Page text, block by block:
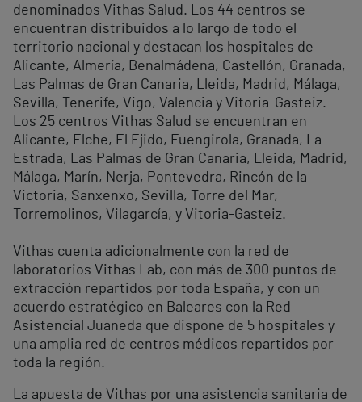
denominados Vithas Salud. Los 44 centros se
encuentran distribuidos a lo largo de todo el
territorio nacional y destacan los hospitales de
Alicante, Almería, Benalmádena, Castellón, Granada,
Las Palmas de Gran Canaria, Lleida, Madrid, Málaga,
Sevilla, Tenerife, Vigo, Valencia y Vitoria-Gasteiz.
Los 25 centros Vithas Salud se encuentran en
Alicante, Elche, El Ejido, Fuengirola, Granada, La
Estrada, Las Palmas de Gran Canaria, Lleida, Madrid,
Málaga, Marín, Nerja, Pontevedra, Rincón de la
Victoria, Sanxenxo, Sevilla, Torre del Mar,
Torremolinos, Vilagarcía, y Vitoria-Gasteiz.
Vithas cuenta adicionalmente con la red de
laboratorios Vithas Lab, con más de 300 puntos de
extracción repartidos por toda España, y con un
acuerdo estratégico en Baleares con la Red
Asistencial Juaneda que dispone de 5 hospitales y
una amplia red de centros médicos repartidos por
toda la región.
La apuesta de Vithas por una asistencia sanitaria de